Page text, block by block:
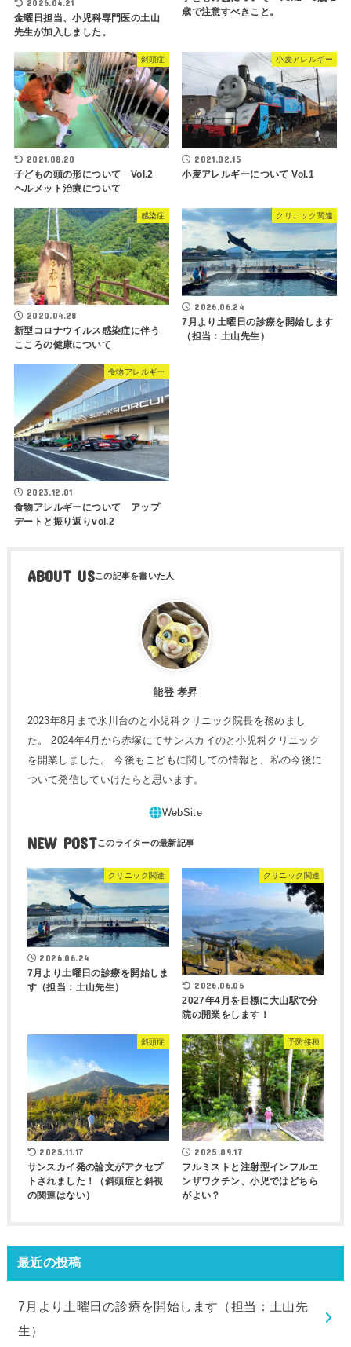
2026.04.21
金曜日担当、小児科専門医の土山
先生が加入しました。
歳で注意すべきこと。
斜頭症
2021.08.20
子どもの頭の形について Vol.2
ヘルメット治療について
小麦アレルギー
2021.02.15
小麦アレルギーについて Vol.1
感染症
2020.04.28
新型コロナウイルス感染症に伴う
こころの健康について
クリニック関連
2026.06.24
7月より土曜日の診療を開始します
（担当：土山先生）
食物アレルギー
2023.12.01
食物アレルギーについて アップ
デートと振り返りvol.2
ABOUT US
能登 孝昇
2023年8月まで氷川台のと小児科クリニック院長を務めまし
た。 2024年4月から赤塚にてサンスカイのと小児科クリニック
を開業しました。 今後もこどもに関しての情報と、私の今後に
ついて発信していけたらと思います。
NEW POST
クリニック関連
2026.06.24
7月より土曜日の診療を開始しま
す（担当：土山先生）
クリニック関連
2026.06.05
2027年4月を目標に大山駅で分
院の開業をします！
斜頭症
2025.11.17
サンスカイ発の論文がアクセプ
トされました！（斜頭症と斜視
の関連はない）
予防接種
2025.09.17
フルミストと注射型インフルエ
ンザワクチン、小児ではどちら
がよい？
最近の投稿
7月より土曜日の診療を開始します（担当：土山先
生）